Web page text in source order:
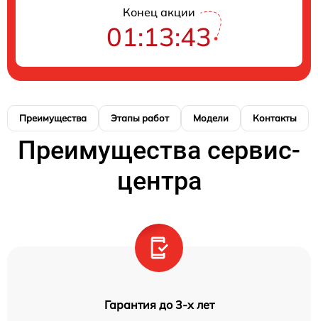
Конец акции
01:13:42
Преимущества Этапы работ Модели Контакты
Преимущества сервис-
центра
Гарантия до 3-х лет